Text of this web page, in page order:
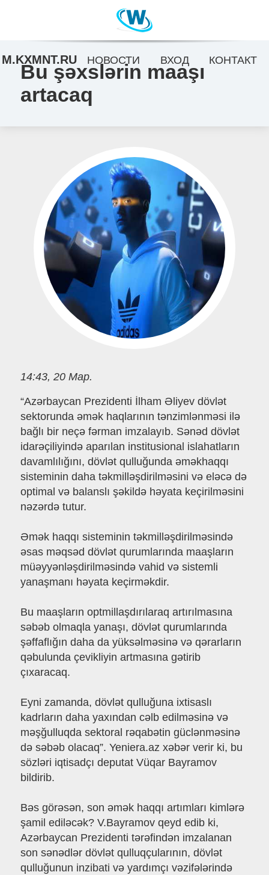
Bu şəxslərin maaşı
artacaq
14:43, 20 Мар.
“Azərbaycan Prezidenti İlham Əliyev dövlət
sektorunda əmək haqlarının tənzimlənməsi ilə
bağlı bir neçə fərman imzalayıb. Sənəd dövlət
idarəçiliyində aparılan institusional islahatların
davamlılığını, dövlət qulluğunda əməkhaqqı
sisteminin daha təkmilləşdirilməsini və eləcə də
optimal və balanslı şəkildə həyata keçirilməsini
nəzərdə tutur.
Əmək haqqı sisteminin təkmilləşdirilməsində
əsas məqsəd dövlət qurumlarında maaşların
müəyyənləşdirilməsində vahid və sistemli
yanaşmanı həyata keçirməkdir.
Bu maaşların optmillaşdırılaraq artırılmasına
səbəb olmaqla yanaşı, dövlət qurumlarında
şəffaflığın daha da yüksəlməsinə və qərarların
qəbulunda çevikliyin artmasına gətirib
çıxaracaq.
Eyni zamanda, dövlət qulluğuna ixtisaslı
kadrların daha yaxından cəlb edilməsinə və
məşğulluqda sektoral rəqabətin güclənməsinə
də səbəb olacaq”. Yeniera.az xəbər verir ki, bu
sözləri iqtisadçı deputat Vüqar Bayramov
bildirib.
Bəs görəsən, son əmək haqqı artımları kimlərə
şamil ediləcək? V.Bayramov qeyd edib ki,
Azərbaycan Prezidenti tərəfindən imzalanan
son sənədlər dövlət qulluqçularının, dövlət
qulluğunun inzibati və yardımçı vəzifələrində
M.KXMNT.RU НОВОСТИ ВХОД КОНТАКТ